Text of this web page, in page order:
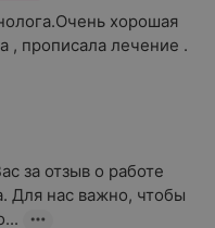
хорошая
, прописала лечение .
за отзыв о работе
Для нас важно, чтобы